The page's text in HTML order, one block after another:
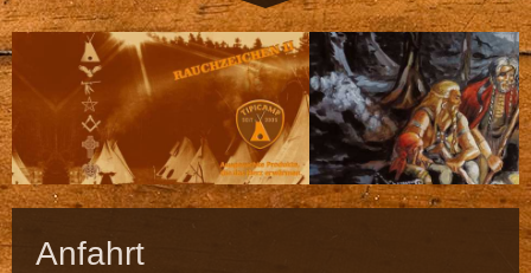
Anfahrt